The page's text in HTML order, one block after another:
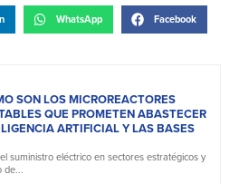
WhatsApp Facebook
SON LOS MICROREACTORES
QUE PROMETEN ABASTECER
ARTIFICIAL Y LAS BASES
suministro eléctrico en sectores estratégicos y
de...